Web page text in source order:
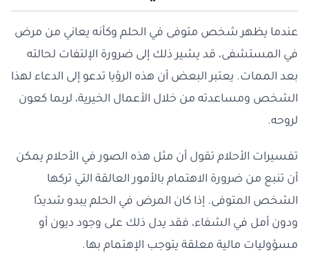
عندما يظهر شخص متوفى في الحلم وكأنه يعاني من مرض
في المستشفى، قد يشير ذلك إلى ضرورة الإلتفات لحالته
بعد الممات. يعتبر البعض أن هذه الرؤيا تدعو إلى الدعاء لهذا
الشخص ومساعدته من خلال الأعمال الخيرية، لربما كعون
لروحه.
تفسيرات الأحلام تقول أن مثل هذه الصور في الأحلام يمكن
أن تنبع من ضرورة الاهتمام بالأمور العالقة التي تركها
الشخص المتوفى. إذا كان المرض في الحلم يبدو شديدًا
ودون أمل في الشفاء، فقد يدل ذلك على وجود ديون أو
مسؤوليات مالية معلقة يتوجب الإهتمام بها.